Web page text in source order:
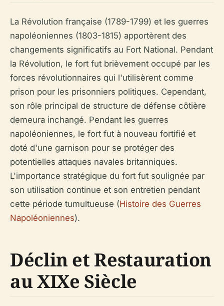
La Révolution française (1789-1799) et les guerres
napoléoniennes (1803-1815) apportèrent des
changements significatifs au Fort National. Pendant
la Révolution, le fort fut brièvement occupé par les
forces révolutionnaires qui l'utilisèrent comme
prison pour les prisonniers politiques. Cependant,
son rôle principal de structure de défense côtière
demeura inchangé. Pendant les guerres
napoléoniennes, le fort fut à nouveau fortifié et
doté d'une garnison pour se protéger des
potentielles attaques navales britanniques.
L'importance stratégique du fort fut soulignée par
son utilisation continue et son entretien pendant
cette période tumultueuse (Histoire des Guerres
Napoléoniennes).
Déclin et Restauration
au XIXe Siècle